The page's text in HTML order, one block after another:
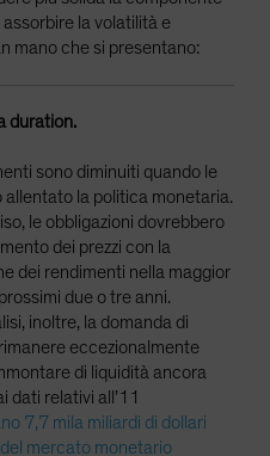
la volatilità e
mano che si presentano:
duration.
sono diminuiti quando le
allentato la politica monetaria.
le obbligazioni dovrebbero
dei prezzi con la
dei rendimenti nella maggior
due o tre anni.
inoltre, la domanda di
eccezionalmente
di liquidità ancora
dati relativi all’11
7,7 mila miliardi di dollari
mercato monetario